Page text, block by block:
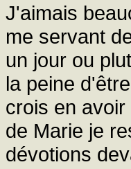
J'aimais
me servant
un jour ou
la peine
crois en
de Marie je
dévotions